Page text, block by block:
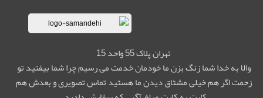
تهران پلاک 55 واحد 15
والا به خدا شما زنگ بزن ما خودمان خدمت می رسیم چرا شما بیفتید تو
زحمت اگر هم خیلی مشتاق دیدن ما هستید تماس تصویری و بعدش هم